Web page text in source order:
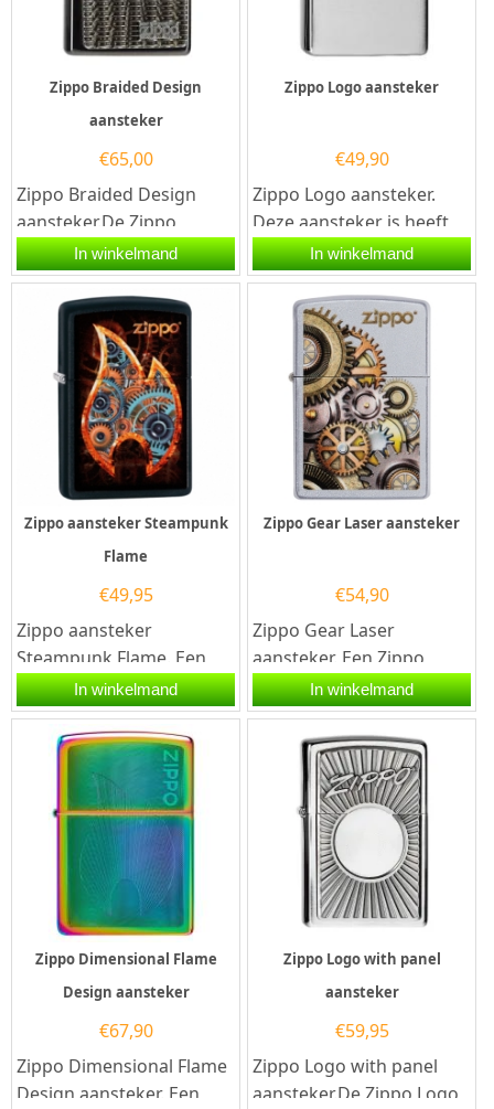
Zippo Braided Design
aansteker
€65,00
Zippo Braided Design
aansteker.De Zippo
Braided Design aansteker
heeft een black ice
afwerking met...
In winkelmand
Zippo Logo aansteker
€49,90
Zippo Logo aansteker.
Deze aansteker is heeft
een brushed chrome
finish en aan de voorzijde
van...
In winkelmand
Zippo aansteker Steampunk
Flame
€49,95
Zippo aansteker
Steampunk Flame. Een
Zippo aansteker is een
kwalitatief
goede aansteker met de...
In winkelmand
Zippo Gear Laser aansteker
€54,90
Zippo Gear Laser
aansteker. Een Zippo
aansteker is een
kwalitatief
goede aansteker met...
In winkelmand
Zippo Dimensional Flame
Design aansteker
€67,90
Zippo Dimensional Flame
Design aansteker. Een
Zippo Logo with panel
aansteker
€59,95
Zippo Logo with panel
aansteker.De Zippo Logo